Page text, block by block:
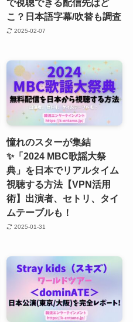
で視聴できる配信先はど
こ？日本語字幕/吹替も調査
2025-02-07
憧れのスターが集結
✨「2024 MBC歌謡大祭
典」を日本でリアルタイム
視聴する方法【VPN活用
術】出演者、セトリ、タイ
ムテーブルも！
2025-01-31